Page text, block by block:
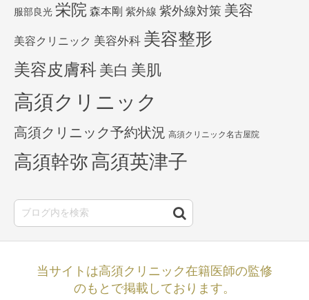
服部良光 栄院 森本剛 紫外線 紫外線対策 美容
美容クリニック 美容外科 美容整形
美容皮膚科 美白 美肌
高須クリニック
高須クリニック予約状況 高須クリニック名古屋院
高須幹弥 高須英津子
当サイトは高須クリニック在籍医師の監修
のもとで掲載しております。